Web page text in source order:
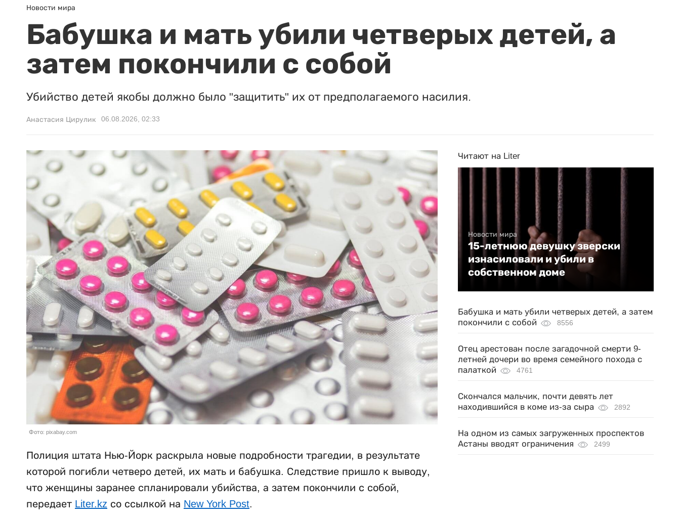
Новости мира
Бабушка и мать убили четверых детей, а
затем покончили с собой
Убийство детей якобы должно было "защитить" их от предполагаемого насилия.
Анастасия Цирулик 06.08.2026, 02:33
Фото: pixabay.com
Полиция штата Нью-Йорк раскрыла новые подробности трагедии, в результате
которой погибли четверо детей, их мать и бабушка. Следствие пришло к выводу,
что женщины заранее спланировали убийства, а затем покончили с собой,
передает Liter.kz со ссылкой на New York Post.
Читают на Liter
Новости мира
15-летнюю девушку зверски
изнасиловали и убили в
собственном доме
Бабушка и мать убили четверых детей, а затем
покончили с собой
8556
Отец арестован после загадочной смерти 9-
летней дочери во время семейного похода с
палаткой
4761
Скончался мальчик, почти девять лет
находившийся в коме из-за сыра
2892
На одном из самых загруженных проспектов
Астаны вводят ограничения
2499